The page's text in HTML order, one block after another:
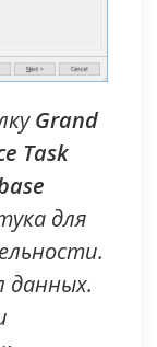
Grand
Task
для
данных.